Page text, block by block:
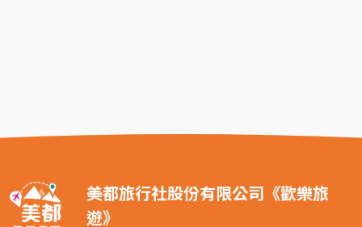
美都旅行社股份有限公司《歡樂旅
遊》